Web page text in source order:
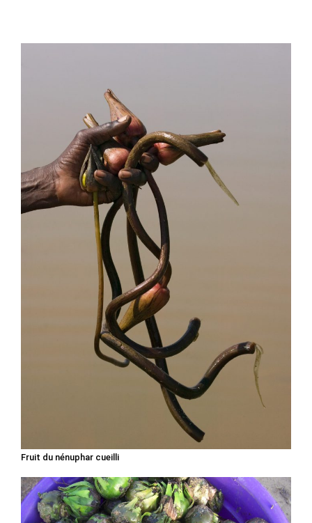
Fruit du nénuphar cueilli